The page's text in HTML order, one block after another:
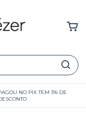
NO PIX TEM 3% DE